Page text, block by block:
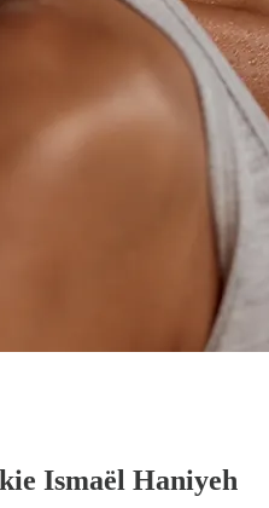
Ismaël Haniyeh